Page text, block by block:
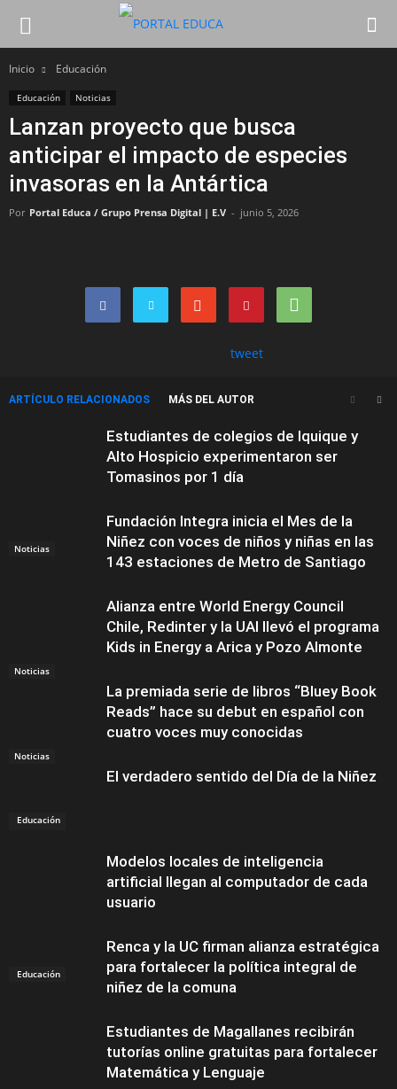
Inicio Educación
Educación Noticias
Lanzan proyecto que busca
anticipar el impacto de especies
invasoras en la Antártica
Por Portal Educa / Grupo Prensa Digital | E.V - junio 5, 2026
tweet
ARTÍCULO RELACIONADOS MÁS DEL AUTOR
Noticias
Estudiantes de colegios de Iquique y
Alto Hospicio experimentaron ser
Tomasinos por 1 día
Noticias
Fundación Integra inicia el Mes de la
Niñez con voces de niños y niñas en las
143 estaciones de Metro de Santiago
Noticias
Alianza entre World Energy Council
Chile, Redinter y la UAI llevó el programa
Kids in Energy a Arica y Pozo Almonte
Educación
La premiada serie de libros “Bluey Book
Reads” hace su debut en español con
cuatro voces muy conocidas
Educación
El verdadero sentido del Día de la Niñez
Educación
Modelos locales de inteligencia
artificial llegan al computador de cada
usuario
Renca y la UC firman alianza estratégica
para fortalecer la política integral de
niñez de la comuna
Estudiantes de Magallanes recibirán
tutorías online gratuitas para fortalecer
Matemática y Lenguaje